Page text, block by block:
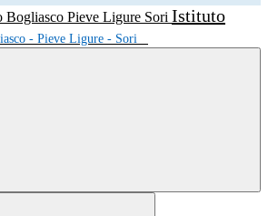
Istituto
- Pieve Ligure - Sori